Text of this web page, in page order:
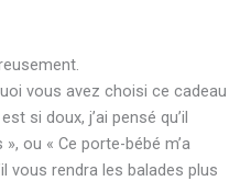
vous avez choisi ce cadeau
si doux, j’ai pensé qu’il
ou « Ce porte-bébé m’a
vous rendra les balades plus